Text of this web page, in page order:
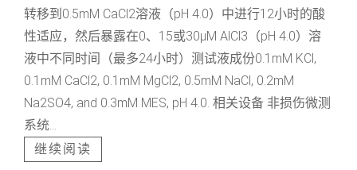
转移到0.5mM CaCl2溶液（pH 4.0）中进行12小时的酸
性适应，然后暴露在0、15或30µM AlCl3（pH 4.0）溶
液中不同时间（最多24小时）测试液成份0.1mM KCl,
0.1mM CaCl2, 0.1mM MgCl2, 0.5mM NaCl, 0.2mM
Na2SO4, and 0.3mM MES, pH 4.0. 相关设备 非损伤微测
系统...
继续阅读